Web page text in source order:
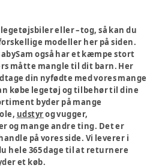
eller –tog, så kan du
modeller her på siden.
også har et kæmpe stort
måtte mangle til dit barn. Her
din nyfødte med vores mange
købe legetøj og tilbehør til dine
byder på mange
udstyrog vugger,
og mange andre ting. Det er
på vores side. Vi leverer i
hele 365 dage til at returnere
et køb.